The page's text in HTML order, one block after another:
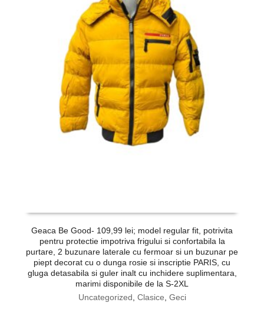
Geaca Be Good- 109,99 lei; model regular fit, potrivita
pentru protectie impotriva frigului si confortabila la
purtare, 2 buzunare laterale cu fermoar si un buzunar pe
piept decorat cu o dunga rosie si inscriptie PARIS, cu
gluga detasabila si guler inalt cu inchidere suplimentara,
marimi disponibile de la S-2XL
Uncategorized Clasice Geci